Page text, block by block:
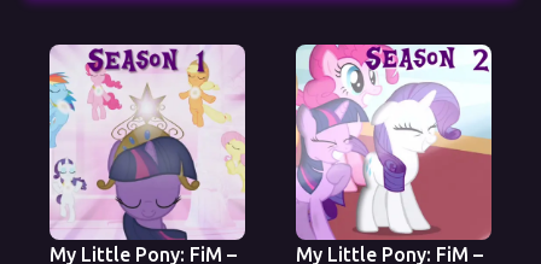
My Little Pony: FiM –
My Little Pony: FiM –